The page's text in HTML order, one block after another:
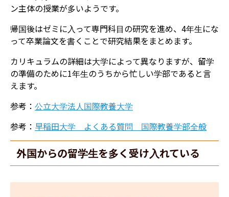
ン主体の授業が多いようです。
帰国後はゼミに入って専門科目の研究を進め、4年生にな
って卒業論文を書くことで研究結果をまとめます。
カリキュラムの詳細は大学によって異なりますが、留学
の準備のために1年生のうちから忙しい学部であると言
えます。
参考： 公立大学法人国際教養大学
参考： 早稲田大学 よくある質問 国際教養学部全般
外国からの留学生を多く受け入れている